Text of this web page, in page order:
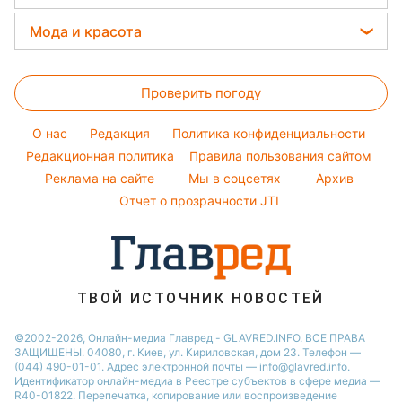
Алла Пугачева
Максим Галкин
Новости Тернополя
Новости Житомира
Новости Одессы
Праздничное меню
Народные приметы
Стирка
Денежная помощь
Тарифы
Курс валют
Прогноз погоды
Магнитные бури
Погода на сегодня
Погода на завтра
Пылевая буря
Мода и красота
Окрашивание волос
Красивый маникюр
Модные ошибки
Новости моды
Советы от Андре Тана
Проверить погоду
O нас Редакция
Политика конфиденциальности
Редакционная политика
Правила пользования сайтом
Реклама на сайте
Мы в соцсетях
Архив
Отчет о прозрачности JTI
ТВОЙ ИСТОЧНИК НОВОСТЕЙ
©2002-2026, Онлайн-медиа Главред - GLAVRED.INFO. ВСЕ ПРАВА
ЗАЩИЩЕНЫ. 04080, г. Киев, ул. Кириловская, дом 23. Телефон —
(044) 490-01-01. Адрес электронной почты — info@glavred.info.
Идентификатор онлайн-медиа в Реестре cубъектов в сфере медиа —
R40-01822. Перепечатка, копирование или воспроизведение